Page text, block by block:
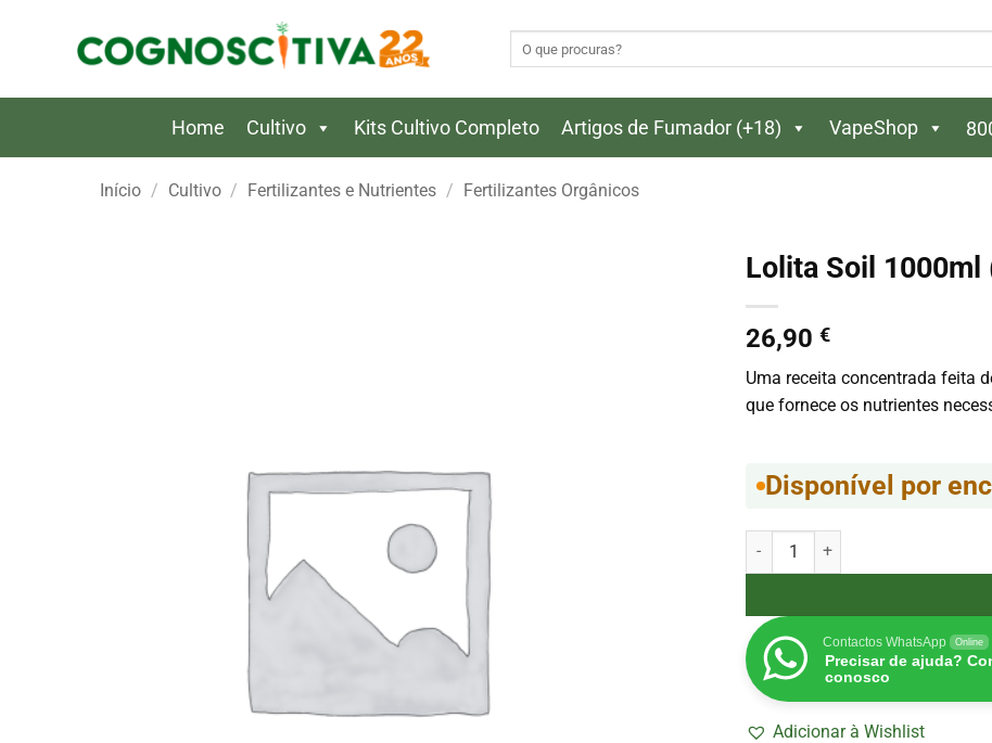
Home Cultivo Kits Cultivo Completo Artigos de Fumador (+18) VapeShop
Início / Cultivo / Fertilizantes e Nutrientes / Fertilizantes Orgânicos
Lolita Soil 1000ml
26,90 €
Uma receita concentrada feita
que fornece os nutrientes
Disponível por
Quantidade de Lolita Soil 1000ml
Contactos WhatsApp Online
Precisar de ajuda?
conosco
Adicionar à Wishlist